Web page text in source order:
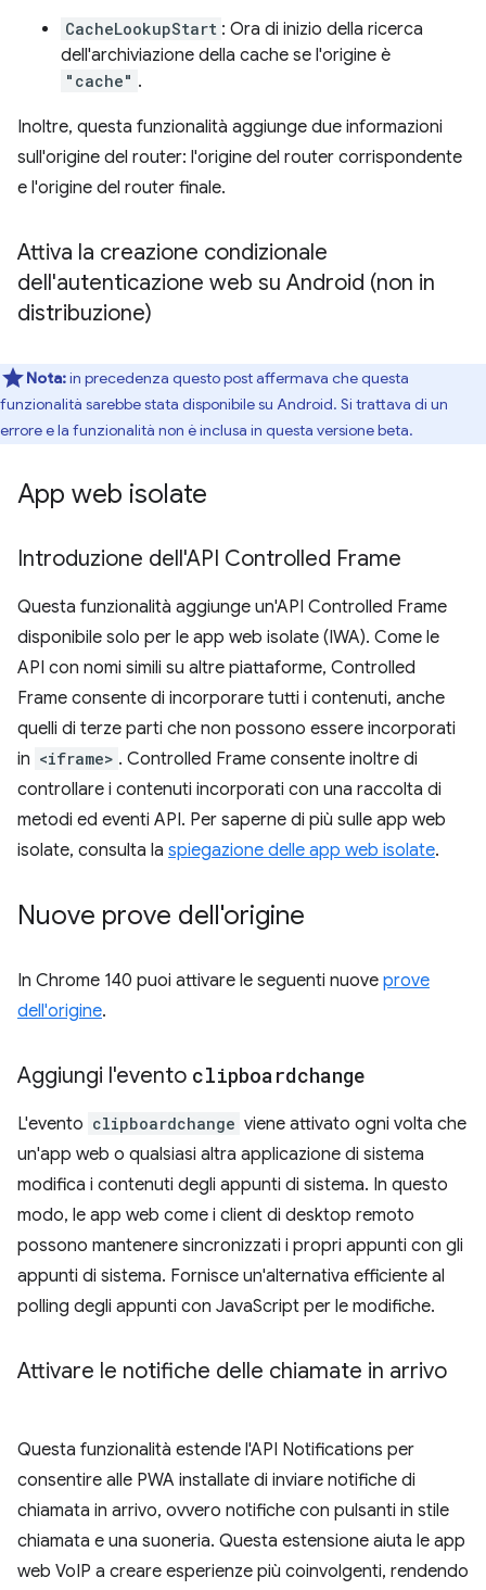
CacheLookupStart : Ora di inizio della ricerca
dell'archiviazione della cache se l'origine è
"cache" .
Inoltre, questa funzionalità aggiunge due informazioni
sull'origine del router: l'origine del router corrispondente
e l'origine del router finale.
Attiva la creazione condizionale
dell'autenticazione web su Android (non in
distribuzione)
Nota:in precedenza questo post affermava che questa
funzionalità sarebbe stata disponibile su Android. Si trattava di un
errore e la funzionalità non è inclusa in questa versione beta.
App web isolate
Introduzione dell'API Controlled Frame
Questa funzionalità aggiunge un'API Controlled Frame
disponibile solo per le app web isolate (IWA). Come le
API con nomi simili su altre piattaforme, Controlled
Frame consente di incorporare tutti i contenuti, anche
quelli di terze parti che non possono essere incorporati
in <iframe> . Controlled Frame consente inoltre di
controllare i contenuti incorporati con una raccolta di
metodi ed eventi API. Per saperne di più sulle app web
isolate, consulta la spiegazione delle app web isolate.
Nuove prove dell'origine
In Chrome 140 puoi attivare le seguenti nuove prove
dell'origine.
Aggiungi l'evento clipboardchange
L'evento clipboardchange viene attivato ogni volta che
un'app web o qualsiasi altra applicazione di sistema
modifica i contenuti degli appunti di sistema. In questo
modo, le app web come i client di desktop remoto
possono mantenere sincronizzati i propri appunti con gli
appunti di sistema. Fornisce un'alternativa efficiente al
polling degli appunti con JavaScript per le modifiche.
Attivare le notifiche delle chiamate in arrivo
Questa funzionalità estende l'API Notifications per
consentire alle PWA installate di inviare notifiche di
chiamata in arrivo, ovvero notifiche con pulsanti in stile
chiamata e una suoneria. Questa estensione aiuta le app
web VoIP a creare esperienze più coinvolgenti, rendendo